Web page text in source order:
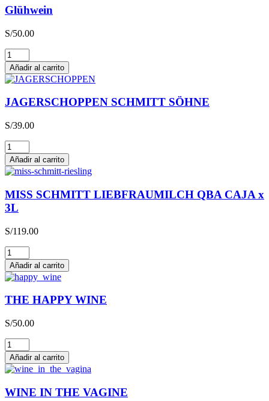
Glühwein
S/50.00
Glühwein
cantidad
Añadir al carrito
JAGERSCHOPPEN SCHMITT SÖHNE
S/39.00
JAGERSCHOPPEN
SCHMITT
SÖHNE
cantidad
Añadir al carrito
MISS SCHMITT LIEBFRAUMILCH QBA CAJA x
3L
S/119.00
MISS
SCHMITT
LIEBFRAUMILCH
QBA
CAJA
x
cantidad
Añadir al carrito
THE HAPPY WINE
S/50.00
THE
HAPPY
WINE
cantidad
Añadir al carrito
WINE IN THE VAGINE